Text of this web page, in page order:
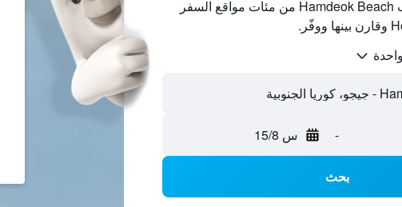
ابحث عن فنادق بجانب Hamdeok Beach من مئات مواقع السفر
- س 15/8
بحث